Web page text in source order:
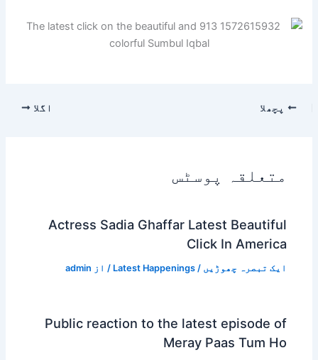
پچھلا اگلا
متعلقہ پوسٹس
Actress Sadia Ghaffar Latest Beautiful
Click In America
ایک تبصرہ چھوڑیں /
Latest Happenings / از admin
Public reaction to the latest episode of
Meray Paas Tum Ho